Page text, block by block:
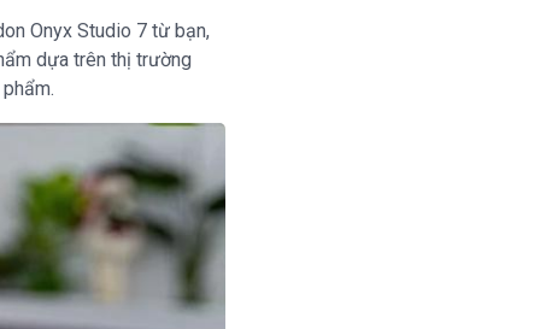
Onyx Studio 7 từ bạn,
dựa trên thị trường